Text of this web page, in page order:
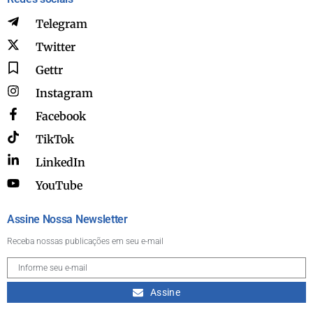
Telegram
Twitter
Gettr
Instagram
Facebook
TikTok
LinkedIn
YouTube
Assine Nossa Newsletter
Receba nossas publicações em seu e-mail
Assine